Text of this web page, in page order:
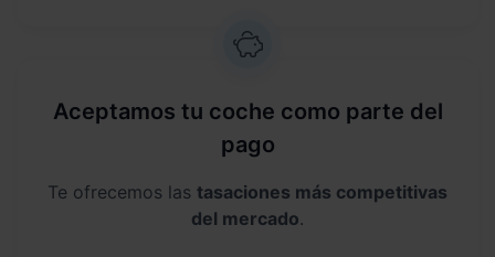
Aceptamos tu coche como parte del
pago
Te ofrecemos las tasaciones más competitivas
del mercado.